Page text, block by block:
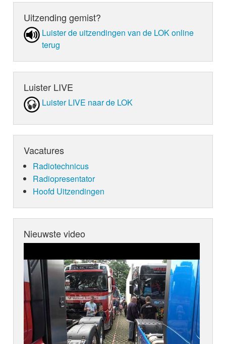
Uitzending gemist?
Luister de uit­zen­din­gen van de LOK online
terug
Luister LIVE
Luister LIVE naar de LOK
Vacatures
Radiotechnicus
Radiopresentator
Hoofd Uitzendingen
Nieuwste video